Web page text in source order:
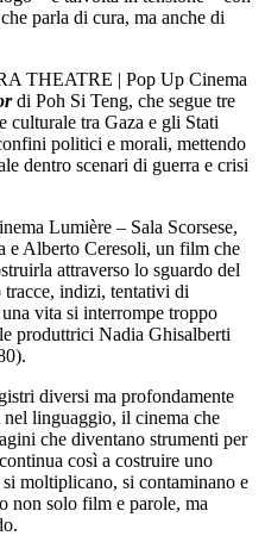
parla di cura, ma anche di
THEATRE | Pop Up Cinema
di Poh Si Teng, che segue tre
culturale tra Gaza e gli Stati
politici e morali, mettendo
dentro scenari di guerra e crisi
Lumière – Sala Scorsese,
e Alberto Ceresoli, un film che
attraverso lo sguardo del
indizi, tentativi di
vita si interrompe troppo
produttrici Nadia Ghisalberti
diversi ma profondamente
nel linguaggio, il cinema che
che diventano strumenti per
così a costruire uno
moltiplicano, si contaminano e
non solo film e parole, ma